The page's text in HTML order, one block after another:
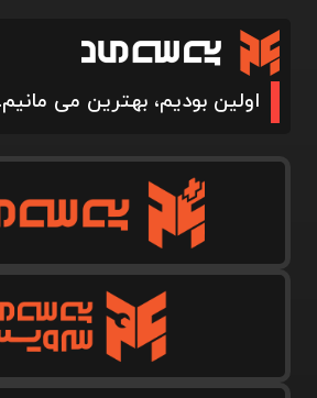
اولین بودیم، بهترین می مانیم.